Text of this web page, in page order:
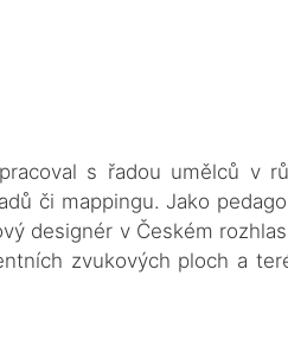
s řadou umělců v
či mappingu. Jako
designér v Českém
zvukových ploch a